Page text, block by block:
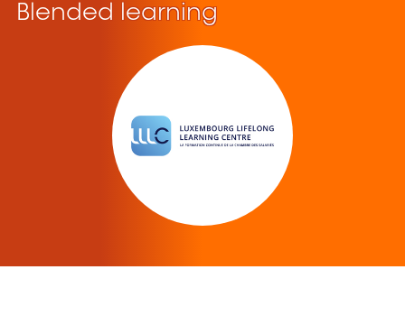
Blended learning